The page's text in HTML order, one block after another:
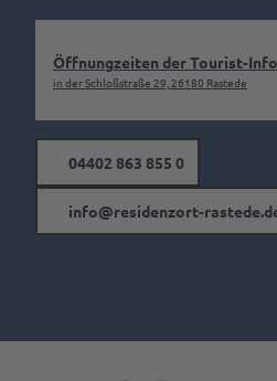
Öffnungzeiten der Tourist-Info
in der Schloßstraße 29, 26180 Rastede
04402 863 855 0
info@residenzort-
b a